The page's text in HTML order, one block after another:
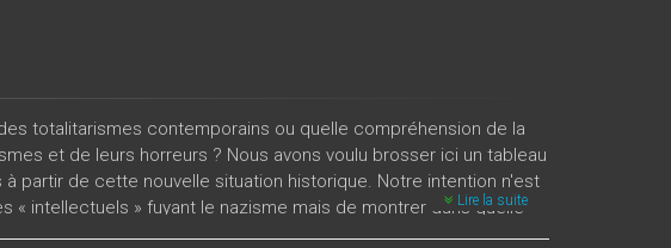
totalitarismes contemporains ou quelle compréhension de la
et de leurs horreurs ? Nous avons voulu brosser ici un tableau
partir de cette nouvelle situation historique. Notre intention n'est
« intellectuels » fuyant le nazisme mais de montrer dans quelle
et les modifications méthodologiques que cette émigration a
Lire la suite